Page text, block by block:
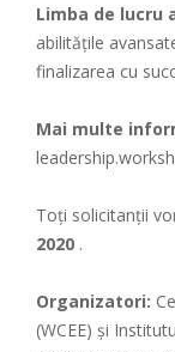
Limba de lucru
abilitățile
finalizarea cu
Mai multe
Toți solicitanții
2020 .
Organizatori:
(WCEE) și